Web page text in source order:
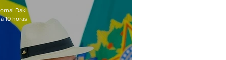
Daki
10 horas